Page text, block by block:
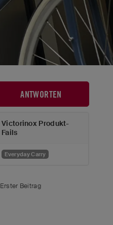
ANTWORTEN
Victorinox Produkt-
Fails
Everyday Carry
Erster Beitrag